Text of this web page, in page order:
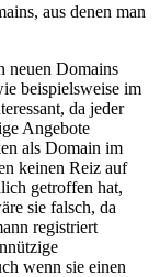
aus denen man
neuen Domains
beispielsweise im
da jeder
Angebote
als Domain im
keinen Reiz auf
getroffen hat,
sie falsch, da
registriert
wenn sie einen